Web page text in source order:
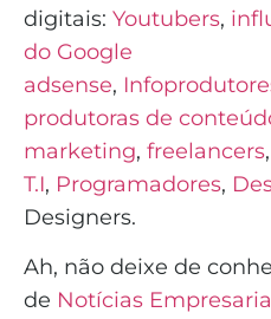
digitais: Youtubers,
do Google
adsense,
produtoras de
marketing, freelancers,
T.I, Programadores,
Designers.
Ah, não deixe de
de Notícias